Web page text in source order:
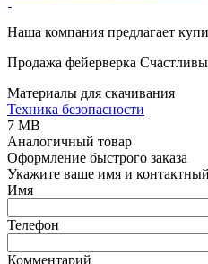
Наша компания предлагает
Продажа фейерверка
Материалы для скачивания
Техника безопасности
7 MB
Аналогичный товар
Оформление быстрого заказа
Укажите ваше имя и
Имя
Телефон
Комментарий